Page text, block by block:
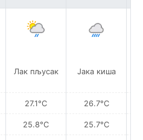
Лак пљусак
27.1°C
25.8°C
Јака киша
26.7°C
25.7°C